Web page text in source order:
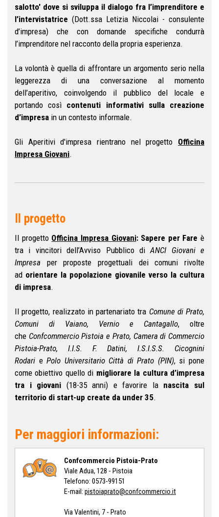
salotto' dove si sviluppa il dialogo fra l’imprenditore e
l’intervistatrice (Dott.ssa Letizia Niccolai - consulente
d’impresa) che con domande specifiche condurrà
l’imprenditore nel racconto della propria esperienza.
La volontà è quella di affrontare un argomento serio nella
leggerezza di una conversazione al momento
dell’aperitivo, coinvolgendo il pubblico del locale e
portando così contenuti informativi sulla creazione
d’impresa in un contesto informale.
Gli Aperitivi d'impresa rientrano nel progetto Officina
Impresa Giovani.
Il progetto
Il progetto Officina Impresa Giovani: Sapere per Fare è
tra i vincitori dell’Avviso Pubblico diANCI Giovani e
Impresa per proposte progettuali dei comuni rivolte
ad orientare la popolazione giovanile verso la cultura
di impresa.
Il progetto, realizzato in partenariato tra Comune di Prato,
Comuni di Vaiano, Vernio e Cantagallo, oltre
che Confcommercio Pistoia e Prato, Camera di Commercio
Pistoia-Prato, I.I.S. F. Datini, I.S.I.S.S. Cicognini
Rodari ePolo Universitario Città di Prato (PIN), si pone
come obiettivo quello di migliorare la cultura d’impresa
tra i giovani (18-35 anni) e favorire lanascita sul
territorio di start-up create da under 35.
Per maggiori informazioni:
Confcommercio Pistoia-Prato
Viale Adua, 128 - Pistoia
Telefono: 0573-99151
E-mail: pistoiaprato@confcommercio.it
Via Valentini, 7 - Prato